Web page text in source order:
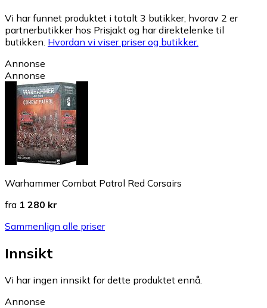
Vi har funnet produktet i totalt 3 butikker, hvorav 2 er
partnerbutikker hos Prisjakt og har direktelenke til
butikken. Hvordan vi viser priser og butikker.
Annonse
Annonse
Warhammer Combat Patrol Red Corsairs
fra 1 280 kr
Sammenlign alle priser
Innsikt
Vi har ingen innsikt for dette produktet ennå.
Annonse